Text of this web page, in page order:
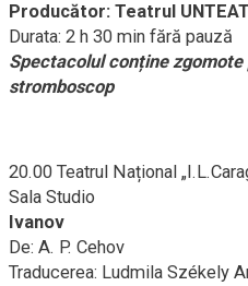
Producător: Teatrul
Durata: 2 h 30 min fără pauză
Spectacolul conține
stromboscop
20.00 Teatrul Național
Sala Studio
Ivanov
De: A. P. Cehov
Traducerea: Ludmila Székely